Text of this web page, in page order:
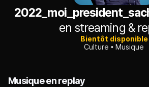
en streaming &
Bientôt disponible
Culture
Musique
Musique en replay